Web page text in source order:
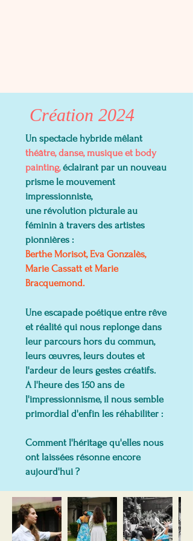
Création 2024
Un spectacle hybride mêlant
théâtre, danse, musique et body
painting,éclairant par un nouveau
prisme le mouvement
impressionniste,
une révolution picturale au
féminin à travers des artistes
pionnières :
Berthe Morisot, Eva Gonzalès,
Marie Cassatt et Marie
Bracquemond.
Une escapade poétique entre rêve
et réalité qui nous replonge dans
leur parcours hors du commun,
leurs œuvres, leurs doutes et
l'ardeur de leurs gestes créatifs.
A l'heure des 150 ans de
l'impressionnisme, il nous semble
primordial d'enfin les réhabiliter :
Comment l'héritage qu'elles nous
ont laissées résonne encore
aujourd'hui ?